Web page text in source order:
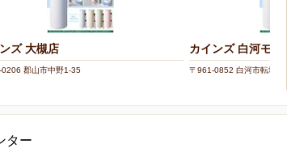
ズ 大槻店
郡山市中野1-35
カインズ 白河モー
〒961-0852 白河市転坂
ター